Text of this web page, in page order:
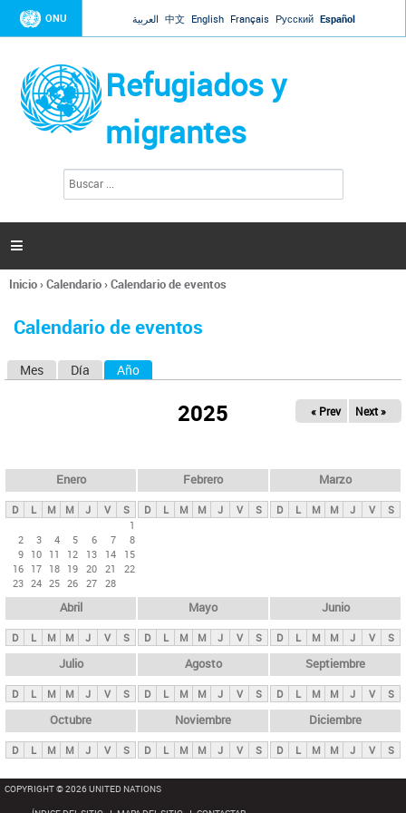
Jump to navigation
ONU العربية 中文 English Français Русский Español
Refugiados y
migrantes
l
d
s

Se
usted
Inicio›Calendario›Calendario de eventos
Calendario de eventos
s
p
n
i
p
a
l
s
Mes Día Año
2025 « Prev Next »
Enero
D L M M J V
S
1
2
3 4 5 6 7
8
9 10 11 12 13 14
15
16 17 18 19 20 21
22
23 24 25 26 27 28
Febrero
D L M M J V S
Marzo
D L M M J V S
Abril
D L M M J V S
Mayo
D L M M J V S
Junio
D L M M J V S
Julio
D L M M J V S
Agosto
D L M M J V S
Septiembre
D L M M J V S
Octubre
D L M M J V S
Noviembre
D L M M J V S
Diciembre
D L M M J V S
COPYRIGHT © 2026 UNITED NATIONS